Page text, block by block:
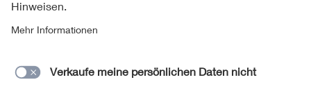
Datenschutzinformationen
Cookie Hinweise
Lieferantenportal